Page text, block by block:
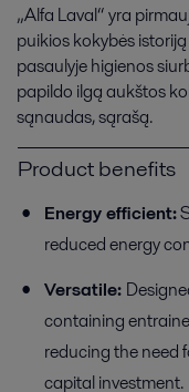
„Alfa Laval“ yra
puikios kokybės
pasaulyje higienos
papildo ilgą aukštos
sąnaudas, sąrašą.
Product benefits
Energy efficient:
reduced energy
Versatile:
containing
reducing the need
capital investment.